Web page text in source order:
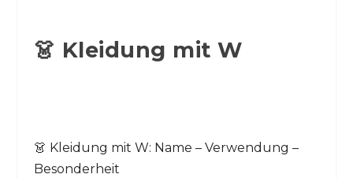
👗 Kleidung mit W
👗 Kleidung mit W: Name – Verwendung –
Besonderheit